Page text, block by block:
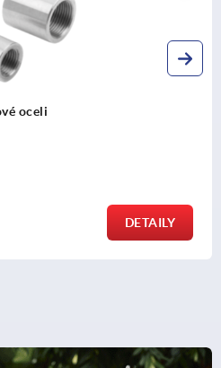
oceli
DETAILY